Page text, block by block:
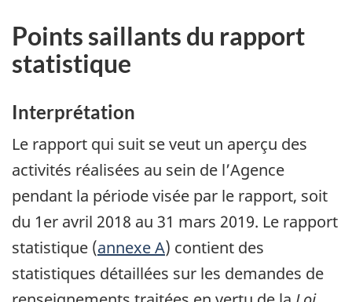
Points saillants du rapport
statistique
Interprétation
Le rapport qui suit se veut un aperçu des
activités réalisées au sein de l’Agence
pendant la période visée par le rapport, soit
du 1er avril 2018 au 31 mars 2019. Le rapport
statistique (annexe A) contient des
statistiques détaillées sur les demandes de